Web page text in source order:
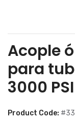
Acople
para
3000
Product Code: